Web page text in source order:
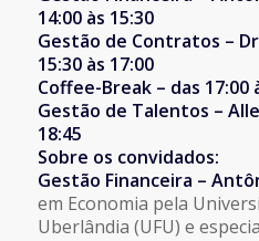
14:00 às 15:30
Gestão de Contratos –
15:30 às 17:00
Coffee-Break – das 17:00
Gestão de Talentos –
18:45
Sobre os convidados:
Gestão Financeira –
em Economia pela
Uberlândia (UFU) e